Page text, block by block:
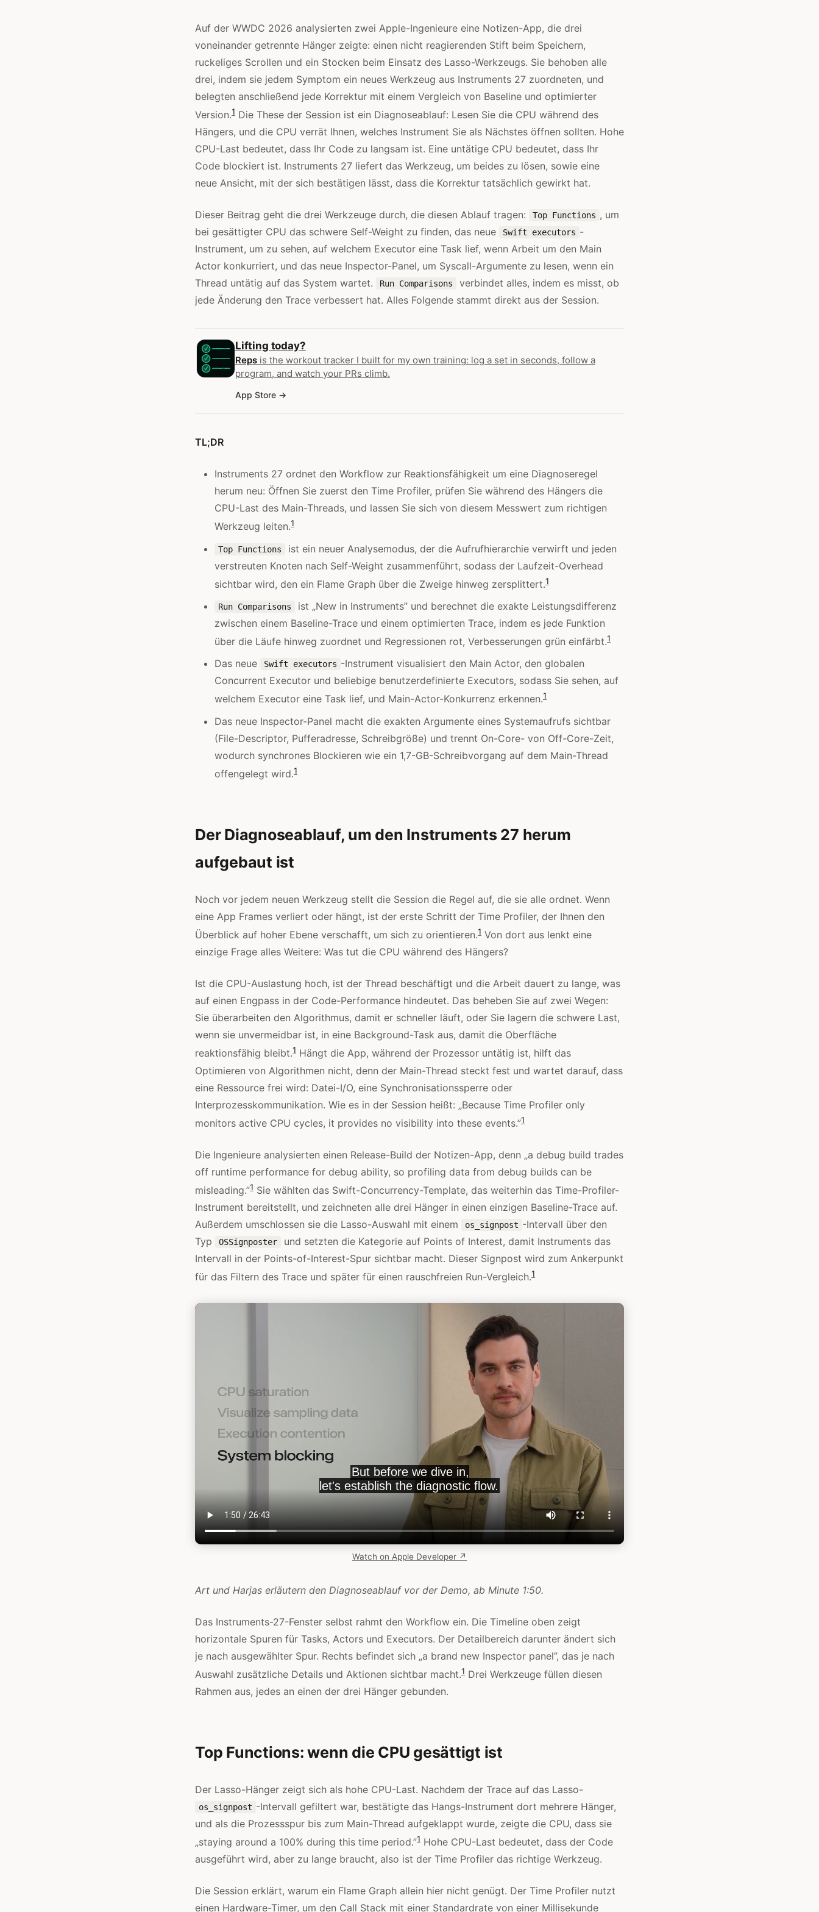
Auf der WWDC 2026 analysierten zwei Apple-Ingenieure eine Notizen-App, die drei
voneinander getrennte Hänger zeigte: einen nicht reagierenden Stift beim Speichern,
ruckeliges Scrollen und ein Stocken beim Einsatz des Lasso-Werkzeugs. Sie behoben alle
drei, indem sie jedem Symptom ein neues Werkzeug aus Instruments 27 zuordneten, und
belegten anschließend jede Korrektur mit einem Vergleich von Baseline und optimierter
Version.1 Die These der Session ist ein Diagnoseablauf: Lesen Sie die CPU während des
Hängers, und die CPU verrät Ihnen, welches Instrument Sie als Nächstes öffnen sollten. Hohe
CPU-Last bedeutet, dass Ihr Code zu langsam ist. Eine untätige CPU bedeutet, dass Ihr
Code blockiert ist. Instruments 27 liefert das Werkzeug, um beides zu lösen, sowie eine
neue Ansicht, mit der sich bestätigen lässt, dass die Korrektur tatsächlich gewirkt hat.
Dieser Beitrag geht die drei Werkzeuge durch, die diesen Ablauf tragen: Top Functions , um
bei gesättigter CPU das schwere Self-Weight zu finden, das neue
Swift executors -
Instrument, um zu sehen, auf welchem Executor eine Task lief, wenn Arbeit um den Main
Actor konkurriert, und das neue Inspector-Panel, um Syscall-Argumente zu lesen, wenn ein
Thread untätig auf das System wartet.
Run Comparisons
verbindet alles, indem es misst, ob
jede Änderung den Trace verbessert hat. Alles Folgende stammt direkt aus der Session.
Lifting today?
Reps is the workout tracker I built for my own training: log a set in seconds, follow a
program, and watch your PRs climb.
App Store
TL;DR
Instruments 27 ordnet den Workflow zur Reaktionsfähigkeit um eine Diagnoseregel
herum neu: Öffnen Sie zuerst den Time Profiler, prüfen Sie während des Hängers die
CPU-Last des Main-Threads, und lassen Sie sich von diesem Messwert zum richtigen
Werkzeug leiten.1
Top Functions
ist ein neuer Analysemodus, der die Aufrufhierarchie verwirft und jeden
verstreuten Knoten nach Self-Weight zusammenführt, sodass der Laufzeit-Overhead
sichtbar wird, den ein Flame Graph über die Zweige hinweg zersplittert.1
Run Comparisons
ist „New in Instruments” und berechnet die exakte Leistungsdifferenz
zwischen einem Baseline-Trace und einem optimierten Trace, indem es jede Funktion
über die Läufe hinweg zuordnet und Regressionen rot, Verbesserungen grün einfärbt.1
Das neue Swift executors -Instrument visualisiert den Main Actor, den globalen
Concurrent Executor und beliebige benutzerdefinierte Executors, sodass Sie sehen, auf
welchem Executor eine Task lief, und Main-Actor-Konkurrenz erkennen.1
Das neue Inspector-Panel macht die exakten Argumente eines Systemaufrufs sichtbar
(File-Descriptor, Pufferadresse, Schreibgröße) und trennt On-Core- von Off-Core-Zeit,
wodurch synchrones Blockieren wie ein 1,7-GB-Schreibvorgang auf dem Main-Thread
offengelegt wird.1
Der Diagnoseablauf, um den Instruments 27 herum
aufgebaut ist
Noch vor jedem neuen Werkzeug stellt die Session die Regel auf, die sie alle ordnet. Wenn
eine App Frames verliert oder hängt, ist der erste Schritt der Time Profiler, der Ihnen den
Überblick auf hoher Ebene verschafft, um sich zu orientieren.1 Von dort aus lenkt eine
einzige Frage alles Weitere: Was tut die CPU während des Hängers?
Ist die CPU-Auslastung hoch, ist der Thread beschäftigt und die Arbeit dauert zu lange, was
auf einen Engpass in der Code-Performance hindeutet. Das beheben Sie auf zwei Wegen:
Sie überarbeiten den Algorithmus, damit er schneller läuft, oder Sie lagern die schwere Last,
wenn sie unvermeidbar ist, in eine Background-Task aus, damit die Oberfläche
reaktionsfähig bleibt.1 Hängt die App, während der Prozessor untätig ist, hilft das
Optimieren von Algorithmen nicht, denn der Main-Thread steckt fest und wartet darauf, dass
eine Ressource frei wird: Datei-I/O, eine Synchronisationssperre oder
Interprozesskommunikation. Wie es in der Session heißt: „Because Time Profiler only
monitors active CPU cycles, it provides no visibility into these events.”1
Die Ingenieure analysierten einen Release-Build der Notizen-App, denn „a debug build trades
off runtime performance for debug ability, so profiling data from debug builds can be
misleading.”1 Sie wählten das Swift-Concurrency-Template, das weiterhin das Time-Profiler-
Instrument bereitstellt, und zeichneten alle drei Hänger in einen einzigen Baseline-Trace auf.
Außerdem umschlossen sie die Lasso-Auswahl mit einem
os_signpost -Intervall über den
Typ
OSSignposter
und setzten die Kategorie auf Points of Interest, damit Instruments das
Intervall in der Points-of-Interest-Spur sichtbar macht. Dieser Signpost wird zum Ankerpunkt
für das Filtern des Trace und später für einen rauschfreien Run-Vergleich.1
Watch on Apple Developer ↗
Art und Harjas erläutern den Diagnoseablauf vor der Demo, ab Minute 1:50.
Das Instruments-27-Fenster selbst rahmt den Workflow ein. Die Timeline oben zeigt
horizontale Spuren für Tasks, Actors und Executors. Der Detailbereich darunter ändert sich
je nach ausgewählter Spur. Rechts befindet sich „a brand new Inspector panel”, das je nach
Auswahl zusätzliche Details und Aktionen sichtbar macht.1 Drei Werkzeuge füllen diesen
Rahmen aus, jedes an einen der drei Hänger gebunden.
Top Functions: wenn die CPU gesättigt ist
Der Lasso-Hänger zeigt sich als hohe CPU-Last. Nachdem der Trace auf das Lasso-
os_signpost -Intervall gefiltert war, bestätigte das Hangs-Instrument dort mehrere Hänger,
und als die Prozessspur bis zum Main-Thread aufgeklappt wurde, zeigte die CPU, dass sie
„staying around a 100% during this time period.”1 Hohe CPU-Last bedeutet, dass der Code
ausgeführt wird, aber zu lange braucht, also ist der Time Profiler das richtige Werkzeug.
Die Session erklärt, warum ein Flame Graph allein hier nicht genügt. Der Time Profiler nutzt
einen Hardware-Timer, um den Call Stack mit einer Standardrate von einer Millisekunde